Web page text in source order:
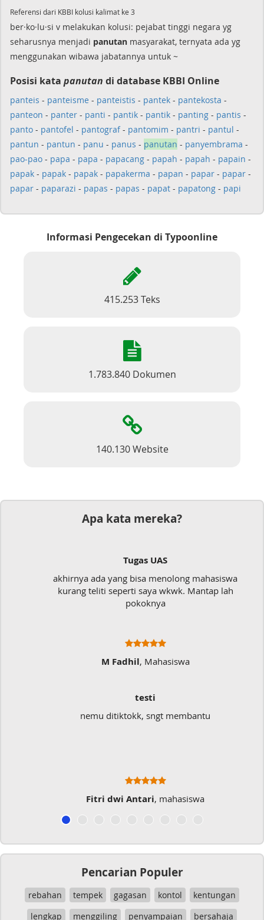
Referensi dari KBBI kolusi kalimat ke 3
ber·ko·lu·si v melakukan kolusi: pejabat tinggi negara yg
seharusnya menjadi panutan masyarakat, ternyata ada yg
menggunakan wibawa jabatannya untuk ~
Posisi kata panutan di database KBBI Online
panteis - panteisme - panteistis - pantek - pantekosta -
panteon - panter - panti - pantik - pantik - panting - pantis -
panto - pantofel - pantograf- pantomim - pantri - pantul -
pantun - pantun - panu - panus - panutan - panyembrama -
pao-pao - papa - papa - papacang - papah - papah - papain -
papak - papak - papak - papakerma - papan - papar - papar -
papar - paparazi - papas - papas - papat - papatong - papi
Informasi Pengecekan di Typoonline
415.253 Teks
1.783.840 Dokumen
140.130 Website
Apa kata mereka?
Tugas UAS
akhirnya ada yang bisa menolong mahasiswa
kurang teliti seperti saya wkwk. Mantap lah
pokoknya
M Fadhil, Mahasiswa
testi
nemu ditiktokk, sngt membantu
Fitri dwi Antari, mahasiswa
Pencarian Populer
rebahan tempek gagasan kontol
kentungan
lengkap
menggiling penyampaian bersahaja